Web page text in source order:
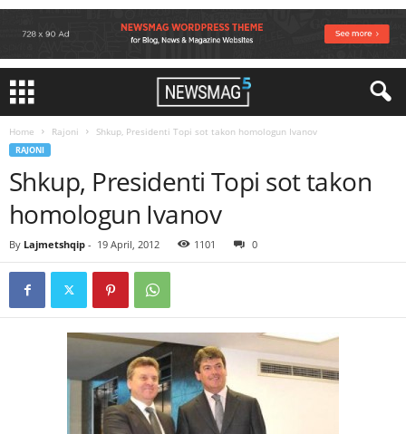
Home Rajoni Shkup, Presidenti Topi sot takon homologun Ivanov
RAJONI
Shkup, Presidenti Topi sot takon
homologun Ivanov
By Lajmetshqip - 19 April, 2012 1101 0